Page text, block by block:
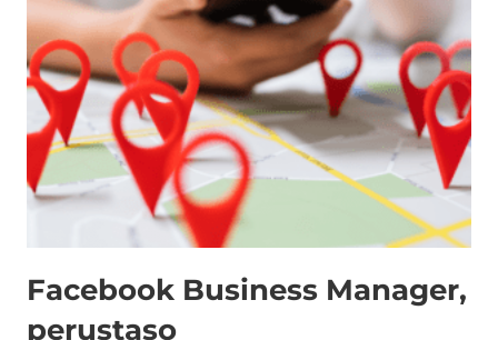
Facebook Business Manager,
perustaso